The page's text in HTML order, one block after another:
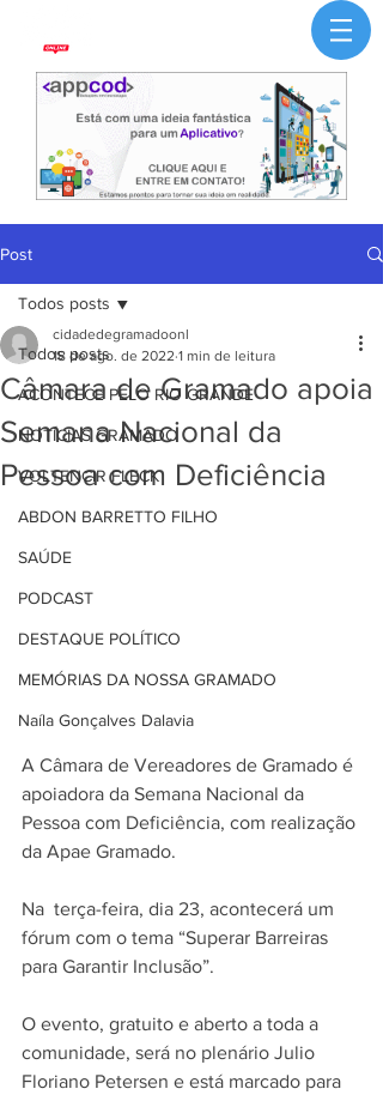
Post
Todos posts
ACONTECE PELO RIO GRANDE
NOTÍCIAS GRAMADO
VOLTENCIR FLECK
ABDON BARRETTO FILHO
SAÚDE
PODCAST
DESTAQUE POLÍTICO
MEMÓRIAS DA NOSSA GRAMADO
Naíla Gonçalves Dalavia
Todos posts
Câmara de Gramado apoia
Semana Nacional da
Pessoa com Deficiência
cidadedegramadoonl
18 de ago. de 2022 1 min de leitura
A Câmara de Vereadores de Gramado é
apoiadora da Semana Nacional da
Pessoa com Deficiência, com realização
da Apae Gramado.
Na  terça-feira, dia 23, acontecerá um
fórum com o tema “Superar Barreiras
para Garantir Inclusão”.
O evento, gratuito e aberto a toda a
comunidade, será no plenário Julio
Floriano Petersen e está marcado para